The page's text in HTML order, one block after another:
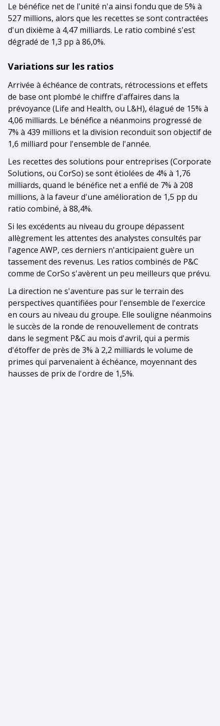
Le bénéfice net de l'unité n'a ainsi fondu que de 5% à
527 millions, alors que les recettes se sont contractées
d'un dixième à 4,47 milliards. Le ratio combiné s'est
dégradé de 1,3 pp à 86,0%.
Variations sur les ratios
Arrivée à échéance de contrats, rétrocessions et effets
de base ont plombé le chiffre d'affaires dans la
prévoyance (Life and Health, ou L&H), élagué de 15% à
4,06 milliards. Le bénéfice a néanmoins progressé de
7% à 439 millions et la division reconduit son objectif de
1,6 milliard pour l'ensemble de l'année.
Les recettes des solutions pour entreprises (Corporate
Solutions, ou CorSo) se sont étiolées de 4% à 1,76
milliards, quand le bénéfice net a enflé de 7% à 208
millions, à la faveur d'une amélioration de 1,5 pp du
ratio combiné, à 88,4%.
Si les excédents au niveau du groupe dépassent
allègrement les attentes des analystes consultés par
l'agence AWP, ces derniers n'anticipaient guère un
tassement des revenus. Les ratios combinés de P&C
comme de CorSo s'avèrent un peu meilleurs que prévu.
La direction ne s'aventure pas sur le terrain des
perspectives quantifiées pour l'ensemble de l'exercice
en cours au niveau du groupe. Elle souligne néanmoins
le succès de la ronde de renouvellement de contrats
dans le segment P&C au mois d'avril, qui a permis
d'étoffer de près de 3% à 2,2 milliards le volume de
primes qui parvenaient à échéance, moyennant des
hausses de prix de l'ordre de 1,5%.